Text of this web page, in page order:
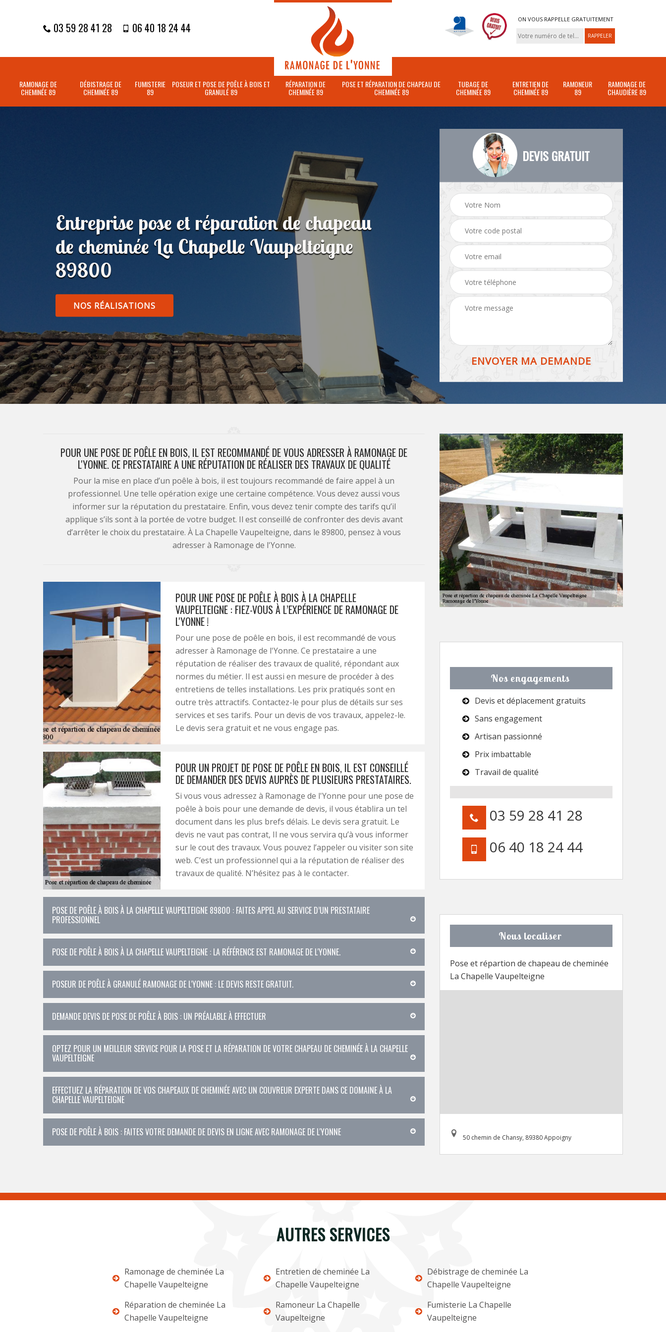
03 59 28 41 28 06 40 18 24 44
ON VOUS RAPPELLE GRATUITEMENT
RAMONAGE DE
CHEMINÉE 89
DÉBISTRAGE DE
CHEMINÉE 89
FUMISTERIE
89
POSEUR ET POSE DE POÊLE À BOIS ET
GRANULÉ 89
RÉPARATION DE
CHEMINÉE 89
POSE ET RÉPARATION DE CHAPEAU DE
CHEMINÉE 89
TUBAGE DE
CHEMINÉE 89
ENTRETIEN DE
CHEMINÉE 89
RAMONEUR
89
RAMONAGE DE
CHAUDIÈRE 89
Entreprise pose et réparation de chapeau
de cheminée La Chapelle Vaupelteigne
89800
NOS RÉALISATIONS
DEVIS GRATUIT
POUR UNE POSE DE POÊLE EN BOIS, IL EST RECOMMANDÉ DE VOUS ADRESSER À RAMONAGE DE
L'YONNE. CE PRESTATAIRE A UNE RÉPUTATION DE RÉALISER DES TRAVAUX DE QUALITÉ
Pour la mise en place d’un poêle à bois, il est toujours recommandé de faire appel à un
professionnel. Une telle opération exige une certaine compétence. Vous devez aussi vous
informer sur la réputation du prestataire. Enfin, vous devez tenir compte des tarifs qu’il
applique s’ils sont à la portée de votre budget. Il est conseillé de confronter des devis avant
d’arrêter le choix du prestataire. À La Chapelle Vaupelteigne, dans le 89800, pensez à vous
adresser à Ramonage de l'Yonne.
POUR UNE POSE DE POÊLE À BOIS À LA CHAPELLE
VAUPELTEIGNE : FIEZ-VOUS À L’EXPÉRIENCE DE RAMONAGE DE
L'YONNE !
Pour une pose de poêle en bois, il est recommandé de vous
adresser à Ramonage de l'Yonne. Ce prestataire a une
réputation de réaliser des travaux de qualité, répondant aux
normes du métier. Il est aussi en mesure de procéder à des
entretiens de telles installations. Les prix pratiqués sont en
outre très attractifs. Contactez-le pour plus de détails sur ses
services et ses tarifs. Pour un devis de vos travaux, appelez-le.
Le devis sera gratuit et ne vous engage pas.
POUR UN PROJET DE POSE DE POÊLE EN BOIS, IL EST CONSEILLÉ
DE DEMANDER DES DEVIS AUPRÈS DE PLUSIEURS PRESTATAIRES.
Si vous vous adressez à Ramonage de l'Yonne pour une pose de
poêle à bois pour une demande de devis, il vous établira un tel
document dans les plus brefs délais. Le devis sera gratuit. Le
devis ne vaut pas contrat, Il ne vous servira qu’à vous informer
sur le cout des travaux. Vous pouvez l’appeler ou visiter son site
web. C’est un professionnel qui a la réputation de réaliser des
travaux de qualité. N’hésitez pas à le contacter.
POSE DE POÊLE À BOIS À LA CHAPELLE VAUPELTEIGNE 89800 : FAITES APPEL AU SERVICE D’UN PRESTATAIRE
PROFESSIONNEL
POSE DE POÊLE À BOIS À LA CHAPELLE VAUPELTEIGNE : LA RÉFÉRENCE EST RAMONAGE DE L'YONNE.
POSEUR DE POÊLE À GRANULÉ RAMONAGE DE L'YONNE : LE DEVIS RESTE GRATUIT.
DEMANDE DEVIS DE POSE DE POÊLE À BOIS : UN PRÉALABLE À EFFECTUER
OPTEZ POUR UN MEILLEUR SERVICE POUR LA POSE ET LA RÉPARATION DE VOTRE CHAPEAU DE CHEMINÉE À LA CHAPELLE
VAUPELTEIGNE
EFFECTUEZ LA RÉPARATION DE VOS CHAPEAUX DE CHEMINÉE AVEC UN COUVREUR EXPERTE DANS CE DOMAINE À LA
CHAPELLE VAUPELTEIGNE
POSE DE POÊLE À BOIS : FAITES VOTRE DEMANDE DE DEVIS EN LIGNE AVEC RAMONAGE DE L'YONNE
Nos engagements
Devis et déplacement gratuits
Sans engagement
Artisan passionné
Prix imbattable
Travail de qualité
03 59 28 41 28
06 40 18 24 44
Nous localiser
Pose et répartion de chapeau de cheminée
La Chapelle Vaupelteigne
50 chemin de Chansy, 89380 Appoigny
AUTRES SERVICES
Ramonage de cheminée La
Chapelle Vaupelteigne
Réparation de cheminée La
Chapelle Vaupelteigne
Entretien de cheminée La
Chapelle Vaupelteigne
Ramoneur La Chapelle
Vaupelteigne
Débistrage de cheminée La
Chapelle Vaupelteigne
Fumisterie La Chapelle
Vaupelteigne